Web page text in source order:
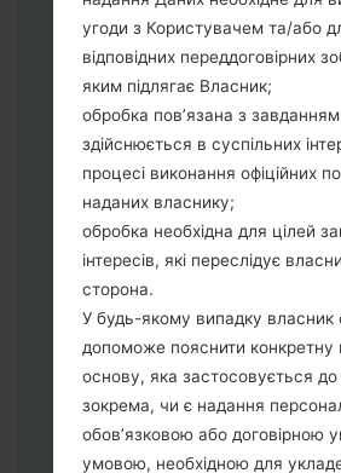
зробити:
Натисніть та
живлення, збільшення
Натисніть та
зменшення та
Підключивши
використовуючи USB
Натисніть та
живлення, збільшення
додому.
Підключіть USB
клавіші: зменшення звуку
Натисніть та
живлення та збільшення
Далі підключить
програма Odin повина
угоди з Користувачем та/або
відповідних переддоговірних
яким підлягає Власник;
обробка пов’язана з
здійснюється в суспільних
процесі виконання офіційних
наданих власнику;
обробка необхідна для цілей
інтересів, які переслідує
сторона.
У будь-якому випадку власник
допоможе пояснити конкретну
основу, яка застосовується до
зокрема, чи є надання
обов’язковою або договірною
умовою, необхідною для